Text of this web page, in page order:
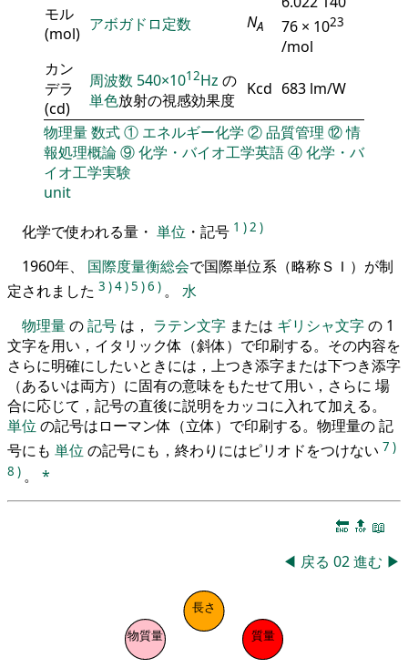
モル
(mol) アボガドロ定数 NA
76 × 1023
/mol
カン
デラ
(cd)
周波数 540×1012Hz の
単色放射の視感効果度
Kcd 683 lm/W
物理量数式① エネルギー化学 ②品質管理 ⑫情
報処理概論⑨化学・バイオ工学英語④化学・バ
イオ工学実験
unit
化学で使われる量・ 単位 ・記号 1 ) 2 )
1960年、 国際度量衡総会で国際単位系（略称ＳＩ）が制
定されました 3 )4)5 )6 ) 。 水
物理量の記号 は， ラテン文字 または ギリシャ文字の 1
文字を用い，イタリック体（斜体）で印刷する。その内容を
さらに明確にしたいときには，上つき添字または下つき添字
（あるいは両方）に固有の意味をもたせて用い，さらに 場
合に応じて，記号の直後に説明をカッコに入れて加える。
単位 の記号はローマン体（立体）で印刷する。物理量の 記
号にも 単位の記号にも，終わりにはピリオドをつけない 7 )
8 ) 。 *
🔚 🔝 📖
◀ 戻る 02進む ▶
長さ
質量
物質量